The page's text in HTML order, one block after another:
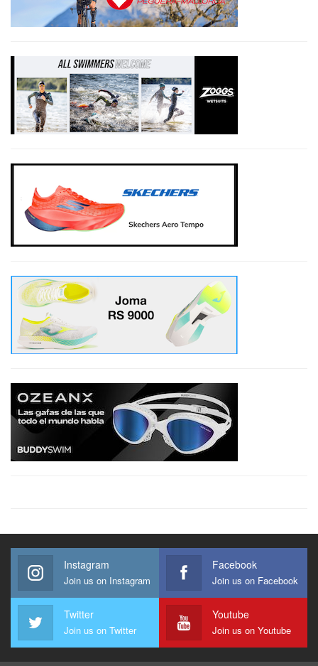
Instagram
Join us on Instagram
Facebook
Join us on Facebook
Twitter
Join us on Twitter
Youtube
Join us on Youtube